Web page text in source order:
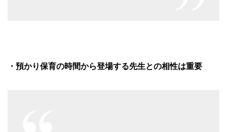
・預かり保育の時間から登場する先生との相性は重要